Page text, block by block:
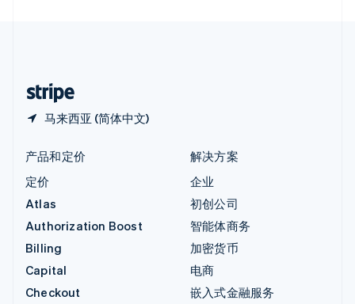
马来西亚 (简体中文)
产品和定价
定价
Atlas
Authorization Boost
Billing
Capital
Checkout
解决方案
企业
初创公司
智能体商务
加密货币
电商
嵌入式金融服务